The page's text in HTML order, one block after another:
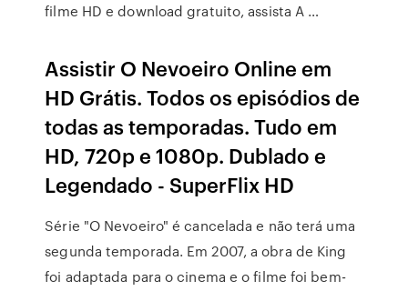
filme HD e download gratuito, assista A …
Assistir O Nevoeiro Online em
HD Grátis. Todos os episódios de
todas as temporadas. Tudo em
HD, 720p e 1080p. Dublado e
Legendado - SuperFlix HD
Série "O Nevoeiro" é cancelada e não terá uma
segunda temporada. Em 2007, a obra de King
foi adaptada para o cinema e o filme foi bem-